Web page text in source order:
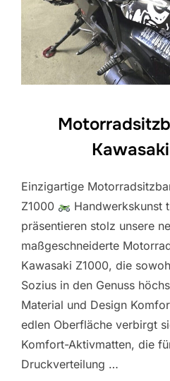
Einzigartige
Z1000
Handwerkskunst
präsentieren stolz unsere
maßgeschneiderte
Kawasaki Z1000, die
Sozius in den Genuss
Material und Design
edlen Oberfläche verbirgt
Komfort-Aktivmatten, die
Druckverteilung …